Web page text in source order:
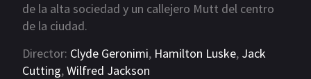
2014 2006
2000
de la alta sociedad y un callejero Mutt del centro
de la ciudad.
Director: Clyde Geronimi, Hamilton Luske, Jack
Cutting,Wilfred Jackson